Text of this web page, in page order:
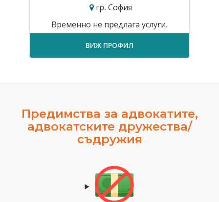
гр. София
Временно не предлага услуги.
ВИЖ ПРОФИЛ
Предимства за адвокатите,
адвокатските дружества/
съдружия